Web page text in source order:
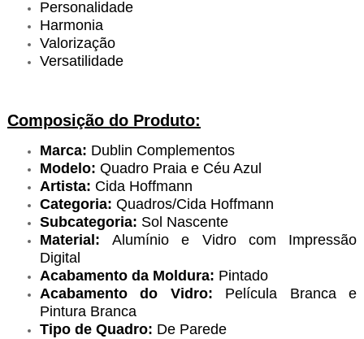
Personalidade
Harmonia
Valorização
Versatilidade
Composição do Produto:
Marca: Dublin Complementos
Modelo: Quadro Praia e Céu Azul
Artista: Cida Hoffmann
Categoria: Quadros/Cida Hoffmann
Subcategoria: Sol Nascente
Material:Alumínio e Vidro com Impressão
Digital
Acabamento da Moldura: Pintado
Acabamento do Vidro: Película Branca e
Pintura Branca
Tipo de Quadro: De Parede